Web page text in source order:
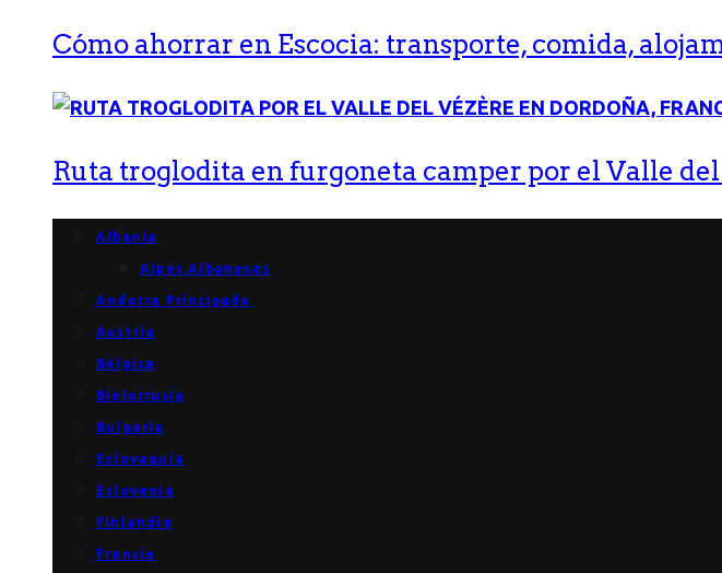
Cómo ahorrar en Escocia: transporte, comida,
Ruta troglodita en furgoneta camper por el Valle del
Albania
Alpes Albaneses
Andorra Principado
Austria
Bélgica
Bielorrusia
Bulgaria
Eslovaquia
Eslovenia
Finlandia
Francia